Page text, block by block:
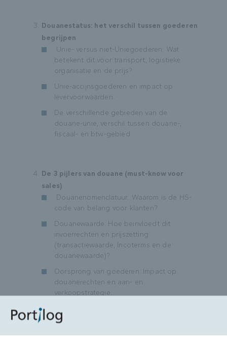
Douanestatus: het verschil tussen goederen
begrijpen
Unie- versus niet-Uniegoederen: Wat
betekent dit voor transport, logistieke
organisatie en de prijs?
Unie-accijnsgoederen en impact op
levervoorwaarden.
De verschillende gebieden van de
douane-unie, verschil tussen douane-,
fiscaal- en btw-gebied.
De 3 pijlers van douane (must-know voor
sales)
Douanenomenclatuur: Waarom is de HS-
code van belang voor klanten?
Douanewaarde: Hoe beïnvloedt dit
invoerrechten en prijszetting
(transactiewaarde, Incoterms en de
douanewaarde)?
Oorsprong van goederen: Impact op
douanerechten en aan- en
verkoopstrategie.